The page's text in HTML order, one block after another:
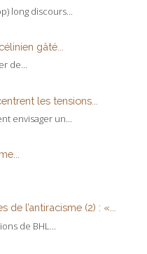
long discours...
gâté...
de...
les tensions...
envisager un...
de l’antiracisme (2) : «...
de BHL...